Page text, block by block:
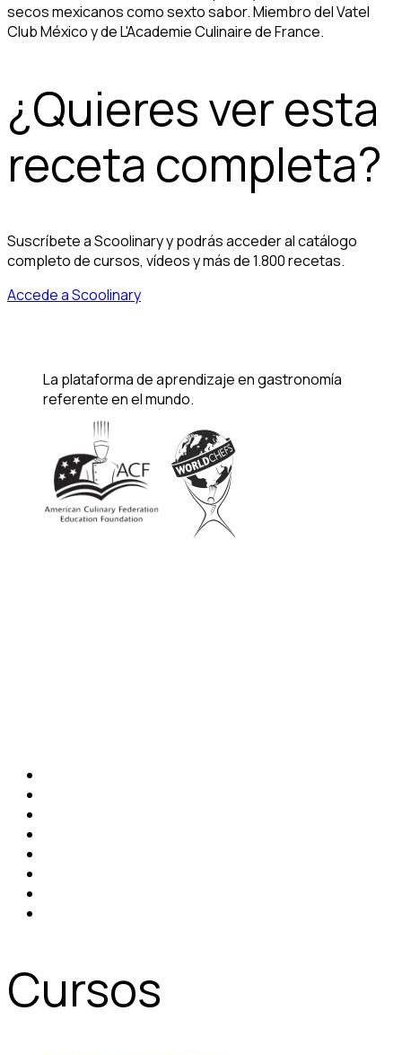
secos mexicanos como sexto sabor. Miembro del Vatel
Club México y de L'Academie Culinaire de France.
¿Quieres ver esta
receta completa?
Suscríbete a Scoolinary y podrás acceder al catálogo
completo de cursos, vídeos y más de 1.800 recetas.
Accede a Scoolinary
La plataforma de aprendizaje en gastronomía
referente en el mundo.
Cursos